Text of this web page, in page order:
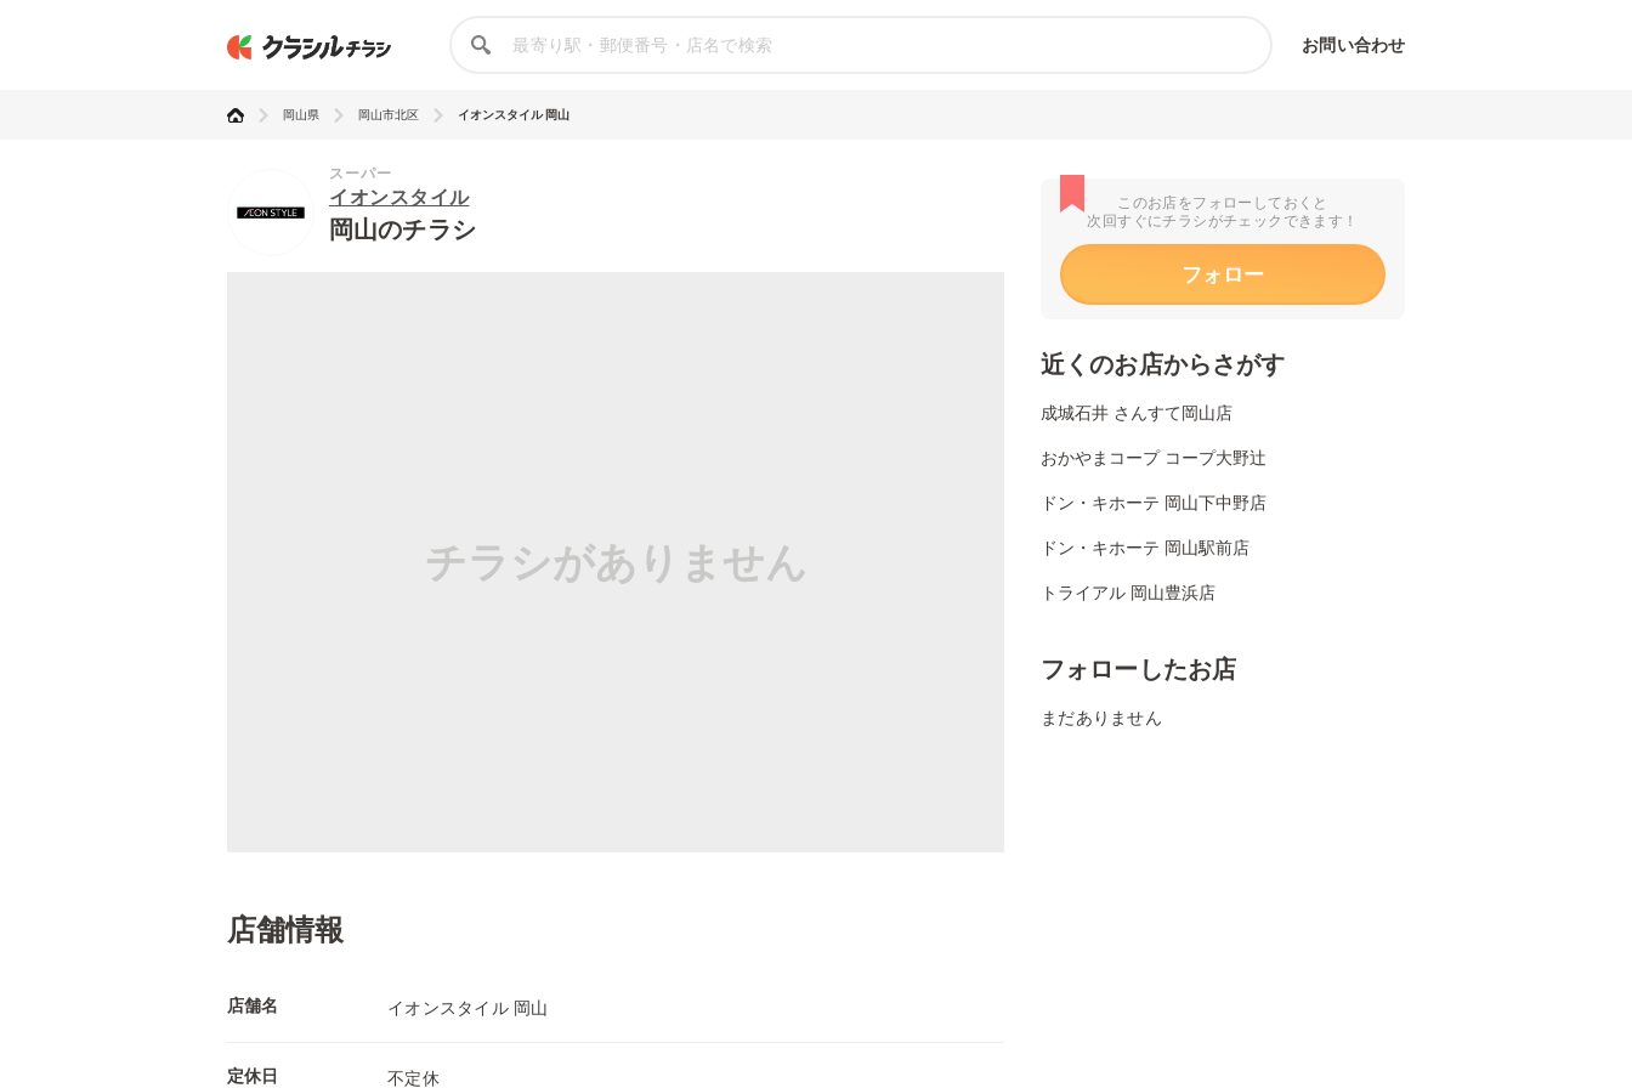
お問い合わせ
岡山県 岡山市北区 イオンスタイル 岡山
スーパー
イオンスタイル
岡山のチラシ
チラシがありません
店舗情報
店舗名 イオンスタイル 岡山
定休日 不定休
このお店をフォローしておくと
次回すぐにチラシがチェックできます！
フォロー
近くのお店からさがす
成城石井 さんすて岡山店
おかやまコープ コープ大野辻
ドン・キホーテ 岡山下中野店
ドン・キホーテ 岡山駅前店
トライアル 岡山豊浜店
フォローしたお店
まだありません